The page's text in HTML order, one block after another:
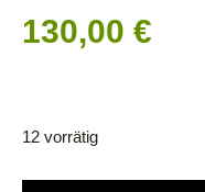
130,00 €
12 vorrätig